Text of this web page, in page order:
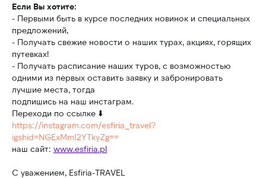
Если Вы хотите:
- Первыми быть в курсе последних новинок и специальных
предложений,
- Получать свежие новости о наших турах, акциях, горящих
путевках!
- Получать расписание наших туров, с возможностью
одними из первых оставить заявку и забронировать
лучшие места, тогда
подпишись на наш инстаграм.
Переходи по ссылке ⬇️
https://instagram.com/esfiria_travel?
igshid=NGExMmI2YTkyZg==
наш сайт: www.esfiria.pl
С уважением, Esfiria-TRAVEL